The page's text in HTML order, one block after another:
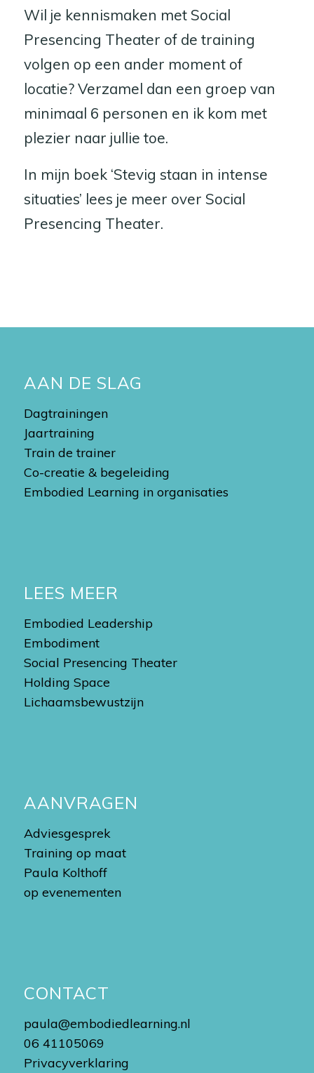
Wil je kennismaken met Social
Presencing Theater of de training
volgen op een ander moment of
locatie? Verzamel dan een groep van
minimaal 6 personen en ik kom met
plezier naar jullie toe.
In mijn boek ‘Stevig staan in intense
situaties’ lees je meer over Social
Presencing Theater.
AAN DE SLAG
Dagtrainingen
Jaartraining
Train de trainer
Co-creatie & begeleiding
Embodied Learning in organisaties
LEES MEER
Embodied Leadership
Embodiment
Social Presencing Theater
Holding Space
Lichaamsbewustzijn
AANVRAGEN
Adviesgesprek
Training op maat
Paula Kolthoff
op evenementen
CONTACT
paula@embodiedlearning.nl
06 41105069
Privacyverklaring